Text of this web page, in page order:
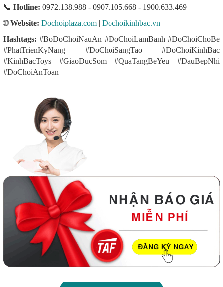
📞 Hotline: 0972.138.988 - 0907.105.668 - 1900.633.469
🌐Website: Dochoiplaza.com | Dochoikinhbac.vn
Hashtags: #BoDoChoiNauAn #DoChoiLamBanh #DoChoiChoBe
#PhatTrienKyNang #DoChoiSangTao #DoChoiKinhBac
#KinhBacToys #GiaoDucSom #QuaTangBeYeu #DauBepNhi
#DoChoiAnToan